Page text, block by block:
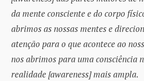
da mente consciente e do corpo
abrimos as nossas mentes e
atenção para o que acontece ao
nos abrimos para uma consciência
realidade [awareness] mais ampla.